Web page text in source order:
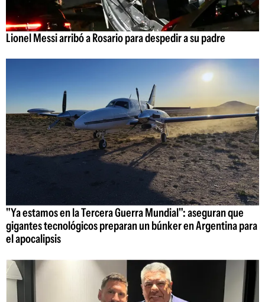
Lionel Messi arribó a Rosario para despedir a su padre
"Ya estamos en la Tercera Guerra Mundial": aseguran que
gigantes tecnológicos preparan un búnker en Argentina para
el apocalipsis